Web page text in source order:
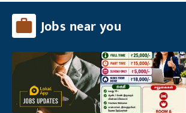
Jobs near you